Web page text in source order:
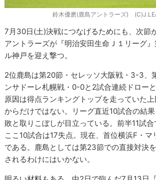
鈴木優磨(鹿島アントラーズ)
7月30日(土)決戦につなげるためにも、次節
アントラーズが『明治安田生命Ｊ１リーグ
ル神戸を迎え撃つ。
2位鹿島は第20節・セレッソ大阪戦・3-3、
ンサドーレ札幌戦・0-0と2試合連続ドローと
原因は得点ランキングトップを走っていた
からだけではない。リーグ直近10試合の結
敗と取りこぼしが目立っている。前半11試合
ここ10試合は17失点。現在、首位横浜F・
である。鹿島としては第23節での直接対決
されるわけにはいかない。